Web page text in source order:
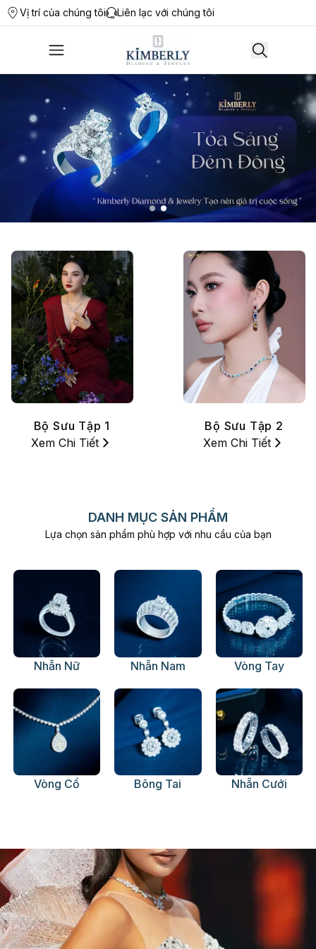
Vị trí của chúng tôi Liên lạc với chúng tôi
Bộ Sưu Tập 1
Xem Chi Tiết
Bộ Sưu Tập 2
Xem Chi Tiết
DANH MỤC SẢN PHẨM
Lựa chọn sản phẩm phù hợp với nhu cầu của bạn
Nhẫn Nữ Nhẫn Nam Vòng Tay
Vòng Cổ Bông Tai Nhẵn Cưới